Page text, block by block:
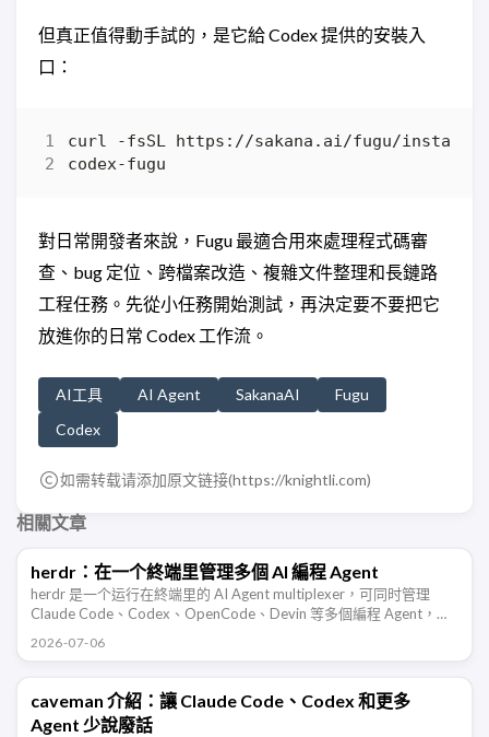
但真正值得動手試的，是它給 Codex 提供的安裝入
口：
curl -fsSL https://sakana.ai/fugu/install
對日常開發者來說，Fugu 最適合用來處理程式碼審
查、bug 定位、跨檔案改造、複雜文件整理和長鏈路
工程任務。先從小任務開始測試，再決定要不要把它
放進你的日常 Codex 工作流。
AI工具 AI Agent SakanaAI
Fugu
Codex
如需转载请添加原文链接(https://knightli.com)
相關文章
herdr：在一个終端里管理多個 AI 編程 Agent
herdr 是一个运行在終端里的 AI Agent multiplexer，可同时管理
Claude Code、Codex、OpenCode、Devin 等多個編程 Agent，并
2026-07-06
caveman 介紹：讓 Claude Code、Codex 和更多
Agent 少說廢話